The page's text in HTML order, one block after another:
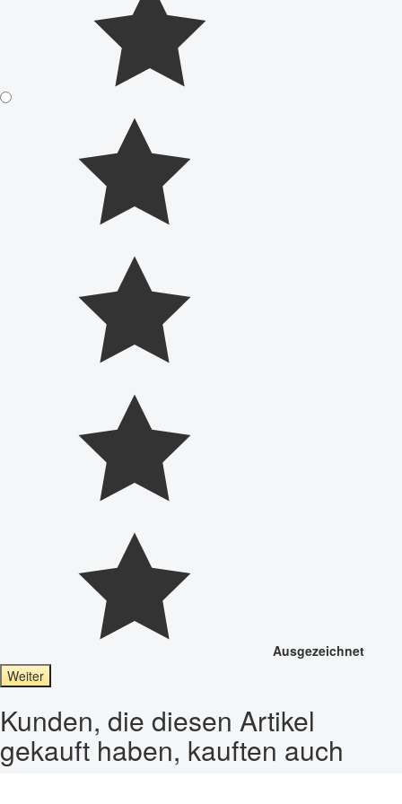
Ausgezeichnet
Weiter
Kunden, die diesen Artikel
gekauft haben, kauften auch